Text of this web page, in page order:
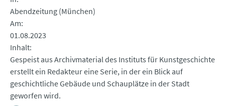
Abendzeitung (München)
Am
01.08.2023
Inhalt
Gespeist aus Archivmaterial des Instituts für Kunstgeschichte
erstellt ein Redakteur eine Serie, in der ein Blick auf
geschichtliche Gebäude und Schauplätze in der Stadt
geworfen wird.